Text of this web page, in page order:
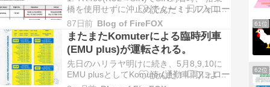
橋を使用せずに沖止めでターミナル入口ま
でバス移動！2. 運航便の集約を目的とした
露骨な変更が多すぎて使えない！ 5月12日
の旅程の変遷を以下に示す。 2-1.
KUL→SINのTR467の時刻を10分繰り下げ
に変更。 2-2…
87日前 Blog of FireFOX
またまたKomuterによる臨時列車
(EMU plus)が運転される。
先日のハリラヤ明けに続き、5月8,9,10に
EMU plusとしてKomuter(通勤車両)による
61位
62位